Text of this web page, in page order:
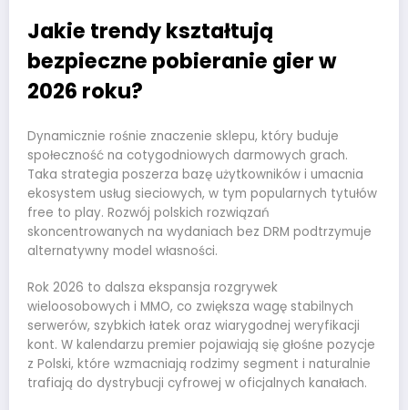
Jakie trendy kształtują
bezpieczne pobieranie gier w
2026 roku?
Dynamicznie rośnie znaczenie sklepu, który buduje
społeczność na cotygodniowych darmowych grach.
Taka strategia poszerza bazę użytkowników i umacnia
ekosystem usług sieciowych, w tym popularnych tytułów
free to play. Rozwój polskich rozwiązań
skoncentrowanych na wydaniach bez DRM podtrzymuje
alternatywny model własności.
Rok 2026 to dalsza ekspansja rozgrywek
wieloosobowych i MMO, co zwiększa wagę stabilnych
serwerów, szybkich łatek oraz wiarygodnej weryfikacji
kont. W kalendarzu premier pojawiają się głośne pozycje
z Polski, które wzmacniają rodzimy segment i naturalnie
trafiają do dystrybucji cyfrowej w oficjalnych kanałach.